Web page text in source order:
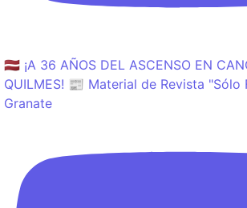
🇱🇻 ¡A 36 AÑOS DEL ASCENSO EN
QUILMES! 📰 Material de Revista "Sólo
Granate